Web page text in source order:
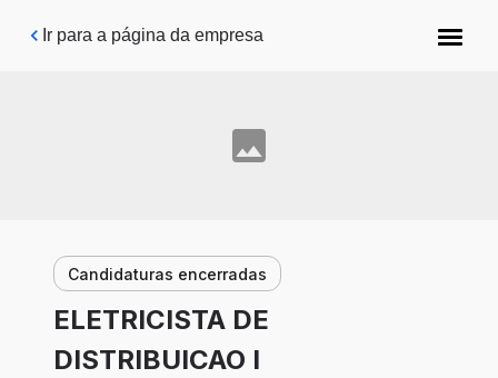
Pular para o conteúdo principal
Ir para a página da empresa
Candidaturas encerradas
ELETRICISTA DE
DISTRIBUICAO I